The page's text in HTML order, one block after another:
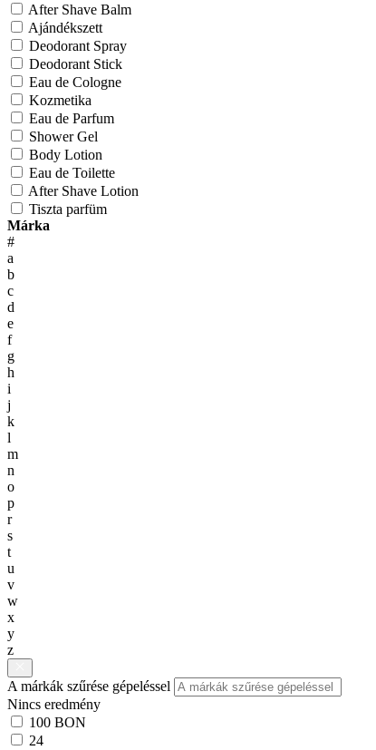
After Shave Balm
Ajándékszett
Deodorant Spray
Deodorant Stick
Eau de Cologne
Kozmetika
Eau de Parfum
Shower Gel
Body Lotion
Eau de Toilette
After Shave Lotion
Tiszta parfüm
Márka
#
a
b
c
d
e
f
g
h
i
j
k
l
m
n
o
p
r
s
t
u
v
w
x
y
z
A márkák szűrése gépeléssel
Nincs eredmény
100 BON
24